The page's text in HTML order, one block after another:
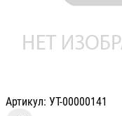
Артикул: УТ-00000141